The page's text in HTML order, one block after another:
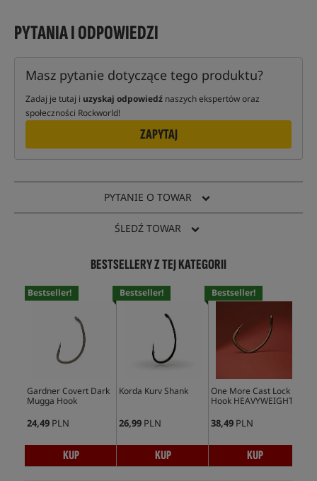
PYTANIA I ODPOWIEDZI
Masz pytanie dotyczące tego produktu?
Zadaj je tutaj i uzyskaj odpowiedź naszych ekspertów oraz
społeczności Rockworld!
ZAPYTAJ
PYTANIE O TOWAR
ŚLEDŹ TOWAR
BESTSELLERY Z TEJ KATEGORII
Bestseller!
Gardner Covert Dark
Mugga Hook
24,49 PLN
KUP
Bestseller!
Korda Kurv Shank
26,99 PLN
KUP
Bestseller!
One More Cast Lock
Hook HEAVYWEIGHT
38,49 PLN
KUP